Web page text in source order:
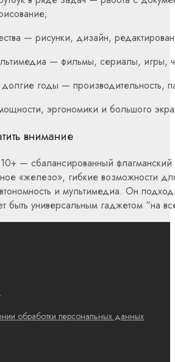
— рисунки, дизайн,
— фильмы, сериалы, игры,
годы — производительность,
эргономики и большого
внимание
— сбалансированный
«железо», гибкие возможности
и мультимедиа. Он
универсальным гаджетом “на
обработки персональных данных